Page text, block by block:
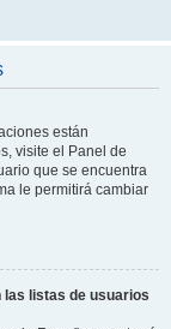
están
visite el Panel de
que se encuentra
le permitirá cambiar
las listas de usuarios